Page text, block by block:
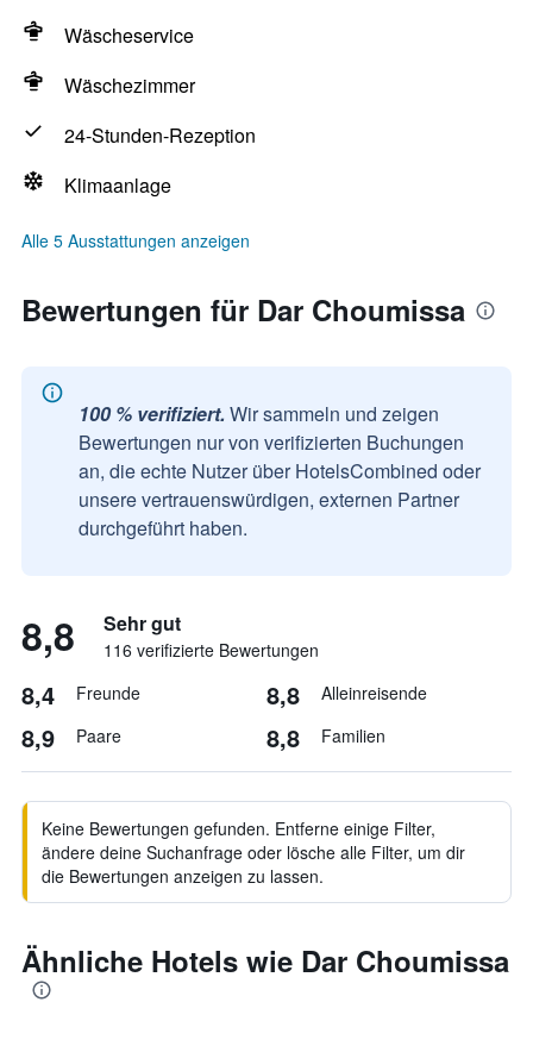
Wäscheservice
Wäschezimmer
24-Stunden-Rezeption
Klimaanlage
Alle 5 Ausstattungen anzeigen
Bewertungen für Dar Choumissa
100 % verifiziert. Wir sammeln und zeigen
Bewertungen nur von verifizierten Buchungen
an, die echte Nutzer über HotelsCombined oder
unsere vertrauenswürdigen, externen Partner
durchgeführt haben.
8,8 Sehr gut
116 verifizierte Bewertungen
8,4 Freunde 8,8 Alleinreisende
8,9 Paare 8,8 Familien
Keine Bewertungen gefunden. Entferne einige Filter,
ändere deine Suchanfrage oder lösche alle Filter, um dir
die Bewertungen anzeigen zu lassen.
Ähnliche Hotels wie Dar Choumissa